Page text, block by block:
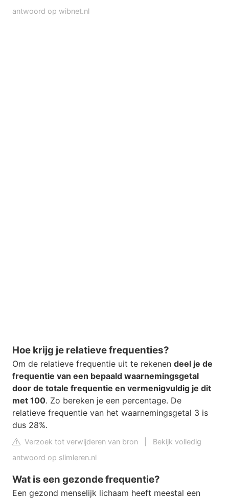
antwoord op wibnet.nl
Hoe krijg je relatieve frequenties?
Om de relatieve frequentie uit te rekenen deel je de
frequentie van een bepaald waarnemingsgetal
door de totale frequentie en vermenigvuldig je dit
met 100. Zo bereken je een percentage. De
relatieve frequentie van het waarnemingsgetal 3 is
dus 28%.
Verzoek tot verwijderen van bron
Bekijk volledig
antwoord op slimleren.nl
Wat is een gezonde frequentie?
Een gezond menselijk lichaam heeft meestal een